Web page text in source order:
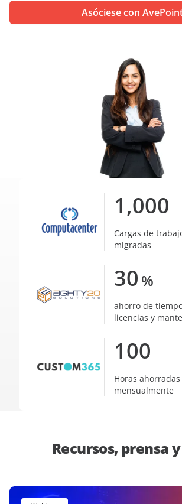
Asóciese con
1,000
Cargas de
migradas
30 %
ahorro de
licencias y
100
Horas ahorradas
mensualmente
Recursos, prensa